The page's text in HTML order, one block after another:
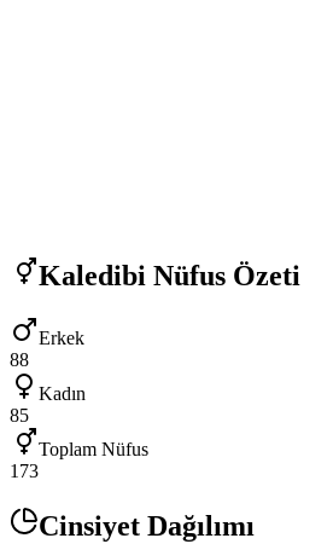
Kaledibi Nüfus Özeti
Erkek
88
Kadın
85
Toplam Nüfus
173
Cinsiyet Dağılımı